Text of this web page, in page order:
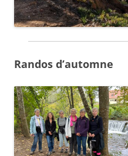
Randos d’automne